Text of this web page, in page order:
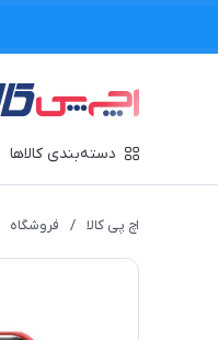
دسته‌بندی کالاها
اچ پی کالا / فروشگاه